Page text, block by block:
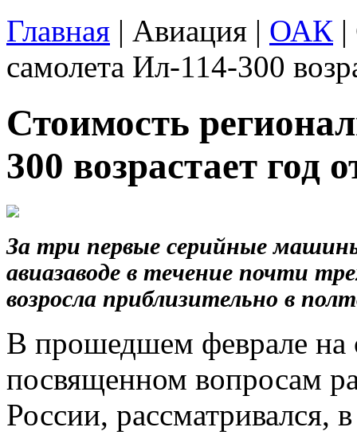
Главная | Авиация | ОАК |
самолета Ил-114-300
Стоимость
300 возрастает год
За три первые серийные
авиазаводе в течение почти
возросла приблизительно в
В прошедшем феврале на
посвященном вопросам
России, рассматривался,